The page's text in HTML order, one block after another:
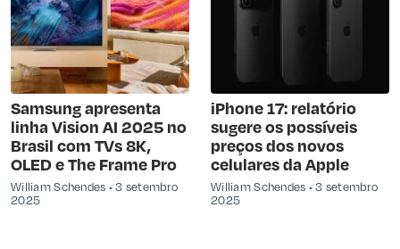
Samsung apresenta
linha Vision AI 2025 no
Brasil com TVs 8K,
OLED e The Frame Pro
William Schendes
3 setembro
2025
iPhone 17: relatório
sugere os possíveis
preços dos novos
celulares da Apple
William Schendes
3 setembro
2025